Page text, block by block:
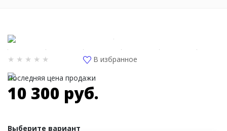
В избранное
Последняя цена продажи
10 300 руб.
Выберите вариант